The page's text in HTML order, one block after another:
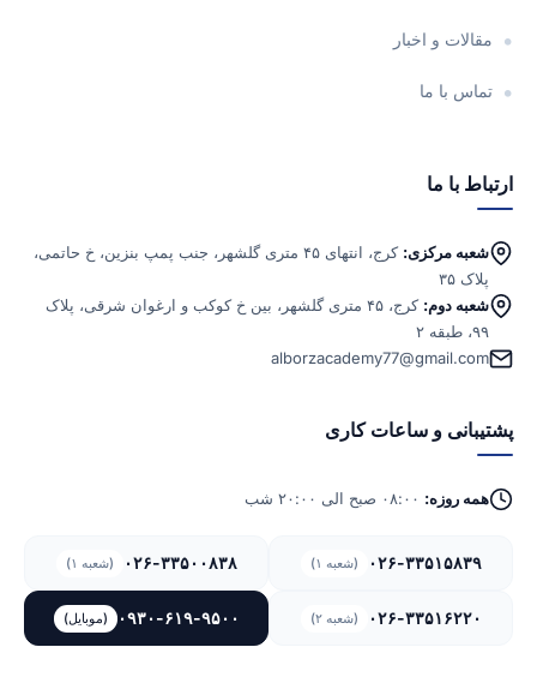
مقالات و اخبار
تماس با ما
ارتباط با ما
شعبه مرکزی:
کرج، انتهای ۴۵ متری گلشهر، جنب پمپ بنزین، خ حاتمی،
پلاک ۳۵
شعبه دوم:
کرج، ۴۵ متری گلشهر، بین خ کوکب و ارغوان شرقی، پلاک
۹۹، طبقه ۲
alborzacademy77@gmail.com
پشتیبانی و ساعات کاری
همه روزه:
۰۲۶-۳۳۵۱۵۸۳۹ (شعبه ۱) ۰۲۶-۳۳۵۰۰۸۳۸ (شعبه ۱)
۰۲۶-۳۳۵۱۶۲۲۰ (شعبه ۲) ۰۹۳۰-۶۱۹-۹۵۰۰ (موبایل)